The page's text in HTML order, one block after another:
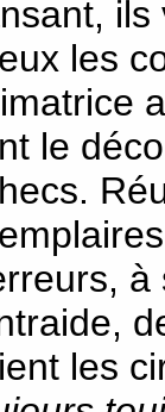
ils
les
le
à
les